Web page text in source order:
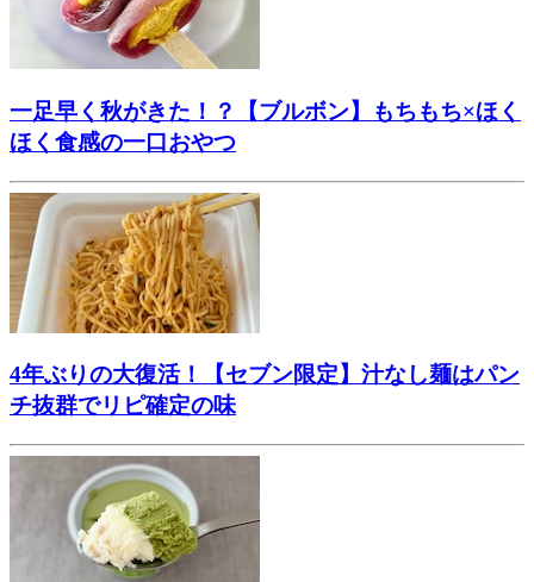
一足早く秋がきた！？【ブルボン】もちもち×ほく
ほく食感の一口おやつ
4年ぶりの大復活！【セブン限定】汁なし麺はパン
チ抜群でリピ確定の味